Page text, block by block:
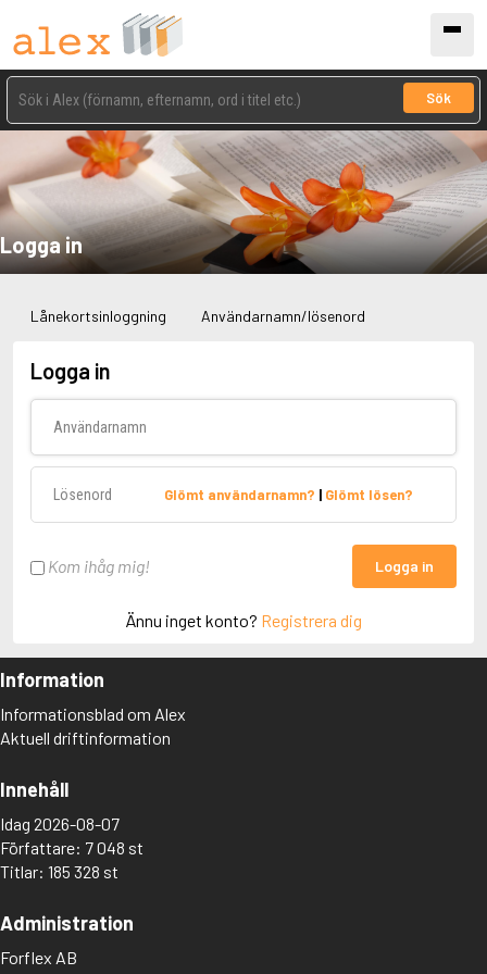
Sök
Logga in
Lånekortsinloggning Användarnamn/lösenord
Logga in
Glömt användarnamn? | Glömt lösen?
Kom ihåg mig! Logga in
Ännu inget konto? Registrera dig
Information
Informationsblad om Alex
Aktuell driftinformation
Innehåll
Idag 2026-08-07
Författare: 7 048 st
Titlar: 185 328 st
Administration
Forflex AB